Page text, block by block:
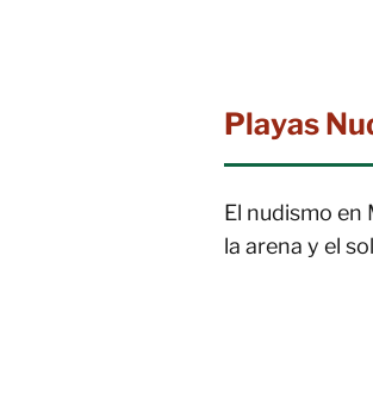
Playas
El nudismo
la arena y el